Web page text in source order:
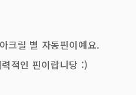
크릴 별 자동핀이예요.
적인 핀이랍니당 :)